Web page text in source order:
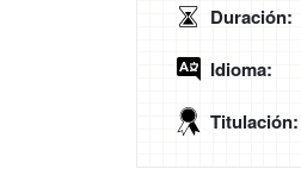
Duración:
Idioma:
Titulación: